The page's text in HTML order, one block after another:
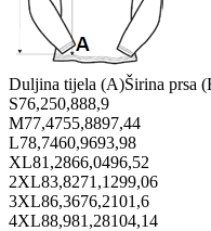
Duljina tijela (A)Širina prsa
S76,250,888,9
M77,4755,8897,44
L78,7460,9693,98
XL81,2866,0496,52
2XL83,8271,1299,06
3XL86,3676,2101,6
4XL88,981,28104,14